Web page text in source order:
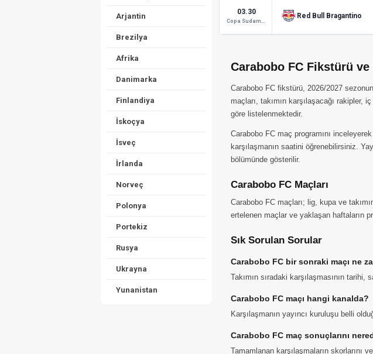
Arjantin
Brezilya
Afrika
Danimarka
Finlandiya
İskoçya
İsveç
İrlanda
Norveç
Polonya
Portekiz
Rusya
Ukrayna
Yunanistan
03.30
Copa Sudamericana
Red Bull Bragantino
Carabobo FC Fikstürü ve
Carabobo FC fikstürü, 2026/2027
maçları, takımın karşılaşacağı rakipler,
göre listelenmektedir.
Carabobo FC maç programını
karşılaşmanın saatini öğrenebilirsiniz.
bölümünde gösterilir.
Carabobo FC Maçları
Carabobo FC maçları; lig, kupa ve
ertelenen maçlar ve yaklaşan haftaların
Sık Sorulan Sorular
Carabobo FC bir sonraki maçı ne
Takımın sıradaki karşılaşmasının
Carabobo FC maçı hangi kanalda?
Karşılaşmanın yayıncı kuruluşu belli
Carabobo FC maç sonuçlarını
Tamamlanan karşılaşmaların skorlarını